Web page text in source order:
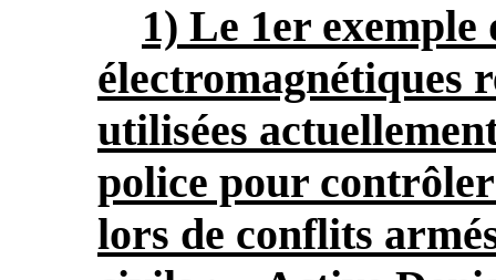
1) Le 1er exemple
électromagnétiques
utilisées
police pour
lors de conflits